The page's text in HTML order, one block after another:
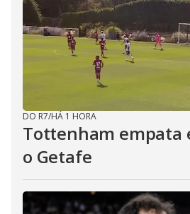
DO R7/HÁ 1 HORA
Tottenham empata
o Getafe